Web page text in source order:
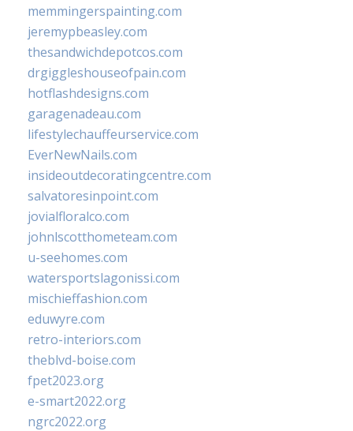
memmingerspainting.com
jeremypbeasley.com
thesandwichdepotcos.com
drgiggleshouseofpain.com
hotflashdesigns.com
garagenadeau.com
lifestylechauffeurservice.com
EverNewNails.com
insideoutdecoratingcentre.com
salvatoresinpoint.com
jovialfloralco.com
johnlscotthometeam.com
u-seehomes.com
watersportslagonissi.com
mischieffashion.com
eduwyre.com
retro-interiors.com
theblvd-boise.com
fpet2023.org
e-smart2022.org
ngrc2022.org